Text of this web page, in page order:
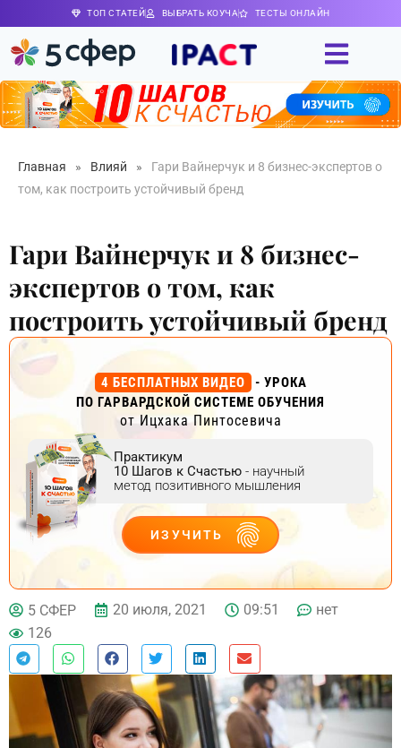
ТОП СТАТЕЙ ВЫБРАТЬ КОУЧА ТЕСТЫ ОНЛАЙН
Главная » Влияй »
Гари Вайнерчук и 8 бизнес-экспертов о
том, как построить устойчивый бренд
Гари Вайнерчук и 8 бизнес-
экспертов о том, как
построить устойчивый бренд
4 БЕСПЛАТНЫХ ВИДЕО
- УРОКА
ПО ГАРВАРДСКОЙ СИСТЕМЕ ОБУЧЕНИЯ
от Ицхака Пинтосевича
Практикум
10 Шагов к Счастью - научный
метод позитивного мышления
ИЗУЧИТЬ
ДЕЙСТВУЙ
5 СФЕР 20 июля, 2021 09:51
нет
126